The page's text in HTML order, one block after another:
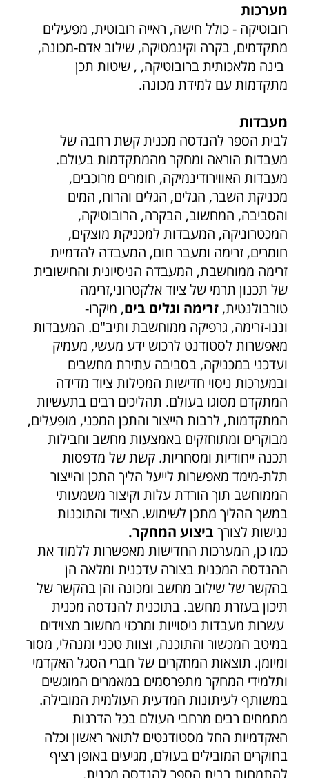
מערכות
רובוטיקה - כולל חישה, ראייה רובוטית, מפעילים
מתקדמים, בקרה וקינמטיקה, שילוב אדם-מכונה,
בינה מלאכותית ברובוטיקה, , שיטות תכן
מתקדמות עם למידת מכונה.
מעבדות
לבית הספר להנדסה מכנית קשת רחבה של
מעבדות הוראה ומחקר מהמתקדמות בעולם.
מעבדות האווירודינמיקה, חומרים מרוכבים,
מכניקת השבר, הגלים, הגלים והרוח, המים
והסביבה, המחשוב, הבקרה, הרובוטיקה,
המכטרוניקה, המעבדות למכניקת מוצקים,
חומרים, זרימה ומעבר חום, המעבדה להדמיית
זרימה ממוחשבת, המעבדה הניסיונית והחישובית
של תכנון תרמי של ציוד אלקטרוני,זרימה
טורבולנטית,זרימה וגלים בים, מיקרו-
וננו-זרימה, גרפיקה ממוחשבת ותיב"ם. המעבדות
מאפשרות לסטודנט לרכוש ידע מעשי, מעמיק
ועדכני במכניקה, בסביבה עתירת מחשבים
ובמערכות ניסוי חדישות המכילות ציוד מדידה
המתקדם מסוגו בעולם. תהליכים רבים בתעשיות
המתקדמות, לרבות הייצור והתכן המכני, מופעלים,
מבוקרים ומתוחזקים באמצעות מחשב וחבילות
תכנה ייחודיות ומסחריות. קשת של מדפסות
תלת-מימד מאפשרות לייעל הליך התכן והייצור
הממוחשב תוך הורדת עלות וקיצור משמעותי
במשך ההליך מתכן לשימוש. הציוד והתוכנות
נגישות לצורך ביצוע המחקר.
כמו כן, המערכות החדישות מאפשרות ללמוד את
ההנדסה המכנית בצורה עדכנית ומלאה הן
בהקשר של שילוב מחשב ומכונה והן בהקשר של
תיכון בעזרת מחשב. בתוכנית להנדסה מכנית
עשרות מעבדות ניסוייות ומרכזי מחשוב מצוידים
במיטב המכשור והתוכנה, וצוות טכני ומנהלי, מסור
ומיומן. תוצאות המחקרים של חברי הסגל האקדמי
ותלמידי המחקר מתפרסמים במאמרים המוגשים
במשותף לעיתונות המדעית העולמית המובילה.
מתמחים רבים מרחבי העולם בכל הדרגות
האקדמיות החל מסטודנטים לתואר ראשון וכלה
בחוקרים המובילים בעולם, מגיעים באופן רציף
להתמחות בבית הספר להנדסה מכנית.